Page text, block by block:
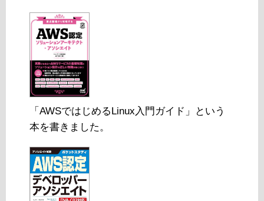
「AWSではじめるLinux入門ガイド」という
本を書きました。